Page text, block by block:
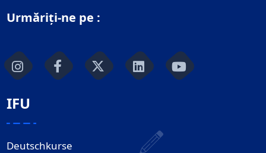
Urmăriți-ne pe :
IFU
Deutschkurse